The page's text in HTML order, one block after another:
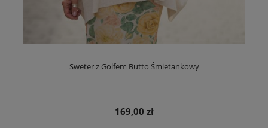
Sweter z Golfem Butto Śmietankowy
169,00 zł